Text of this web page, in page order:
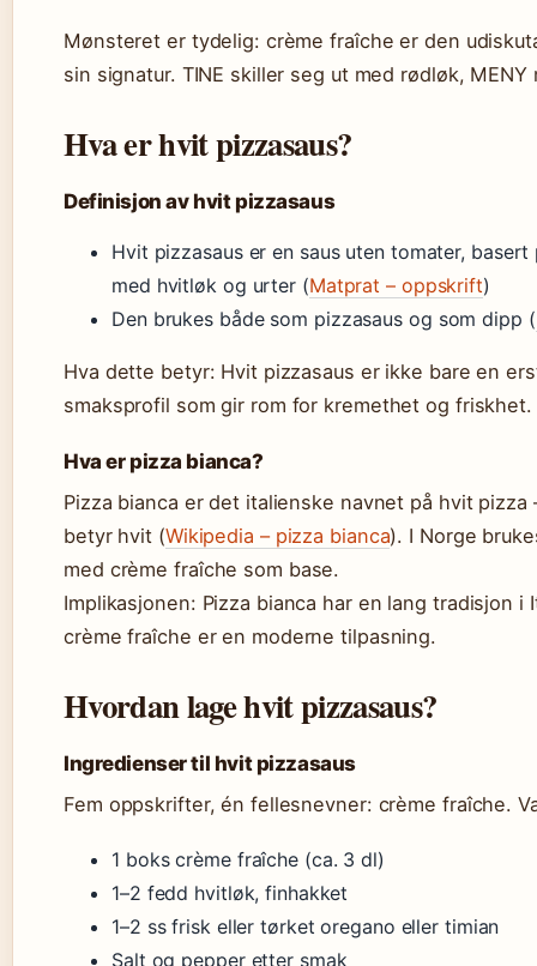
Mønsteret er tydelig: crème fraîche er den
sin signatur. TINE skiller seg ut med rødløk,
Hva er hvit pizzasaus?
Definisjon av hvit pizzasaus
Hvit pizzasaus er en saus uten tomater,
med hvitløk og urter (Matprat – oppskrift)
Den brukes både som pizzasaus og som dipp (
Hva dette betyr: Hvit pizzasaus er ikke bare en
smaksprofil som gir rom for kremethet og friskhet.
Hva er pizza bianca?
Pizza bianca er det italienske navnet på hvit pizza
betyr hvit (Wikipedia – pizza bianca). I Norge
med crème fraîche som base.
Implikasjonen: Pizza bianca har en lang tradisjon
crème fraîche er en moderne tilpasning.
Hvordan lage hvit pizzasaus?
Ingredienser til hvit pizzasaus
Fem oppskrifter, én fellesnevner: crème fraîche.
1 boks crème fraîche (ca. 3 dl)
1–2 fedd hvitløk, finhakket
1–2 ss frisk eller tørket oregano eller timian
Salt og pepper etter smak